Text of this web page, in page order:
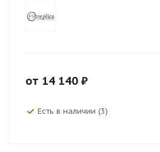
от 14 140 ₽
Есть в наличии (3)